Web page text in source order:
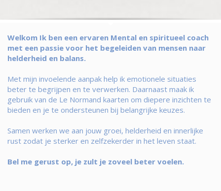
Welkom Ik ben een ervaren Mental en spiritueel coach
met een passie voor het begeleiden van mensen naar
helderheid en balans.
Met mijn invoelende aanpak help ik emotionele situaties
beter te begrijpen en te verwerken. Daarnaast maak ik
gebruik van de Le Normand kaarten om diepere inzichten te
bieden en je te ondersteunen bij belangrijke keuzes.
Samen werken we aan jouw groei, helderheid en innerlijke
rust zodat je sterker en zelfzekerder in het leven staat.
Bel me gerust op, je zult je zoveel beter voelen.